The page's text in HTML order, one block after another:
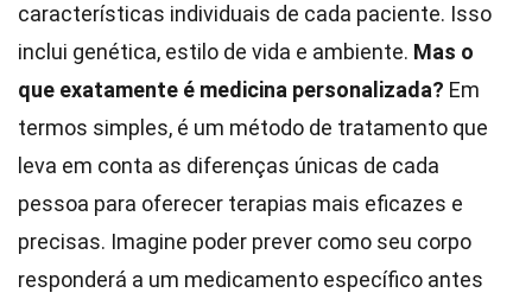
características individuais de cada paciente. Isso
inclui genética, estilo de vida e ambiente. Mas o
que exatamente é medicina personalizada? Em
termos simples, é um método de tratamento que
leva em conta as diferenças únicas de cada
pessoa para oferecer terapias mais eficazes e
precisas. Imagine poder prever como seu corpo
responderá a um medicamento específico antes